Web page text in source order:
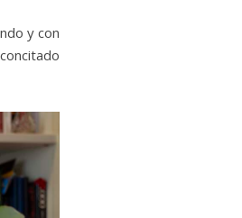
y con